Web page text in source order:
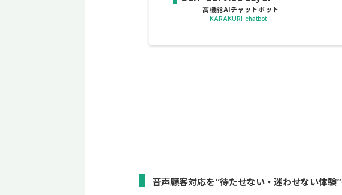
音声顧客対応を“待たせない・迷わせない体験
高機能AIチャットボット
KARAKURI chatbot